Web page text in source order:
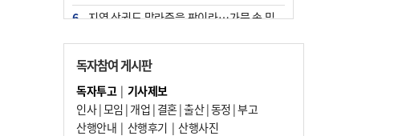
6
지역 상권도 말라죽을 판이라…가뭄 속 밀
7
통영시민 추석 전 35만 원 받는다
8
해양수산부 신청사 북항재개발 부지에 짓
는다
9
부산 철강공장 50대 노동자 추락사
독자참여 게시판
독자투고| 기사제보
인사|모임 | 개업 | 결혼|출산|동정 |부고
산행안내 | 산행후기 | 산행사진